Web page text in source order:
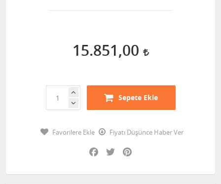
15.851,00
Sepete Ekle
Favorilere Ekle
Fiyatı Düşünce Haber Ver
Facebook
Twitter